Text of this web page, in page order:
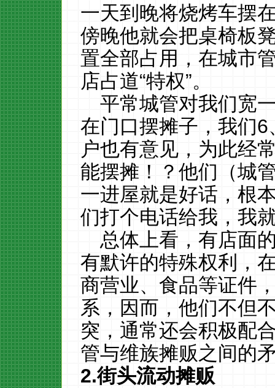
一天到晚将烧烤车摆
傍晚他就会把桌椅板
置全部占用，在城市
店占道“特权”。
平常城管对我们宽
在门口摆摊子，我们
户也有意见，为此经
能摆摊！？他们（城
一进屋就是好话，根
们打个电话给我，我
总体上看，有店面
有默许的特殊权利，
商营业、食品等证件
系，因而，他们不但
突，通常还会积极配
管与维族摊贩之间的
2.街头流动摊贩